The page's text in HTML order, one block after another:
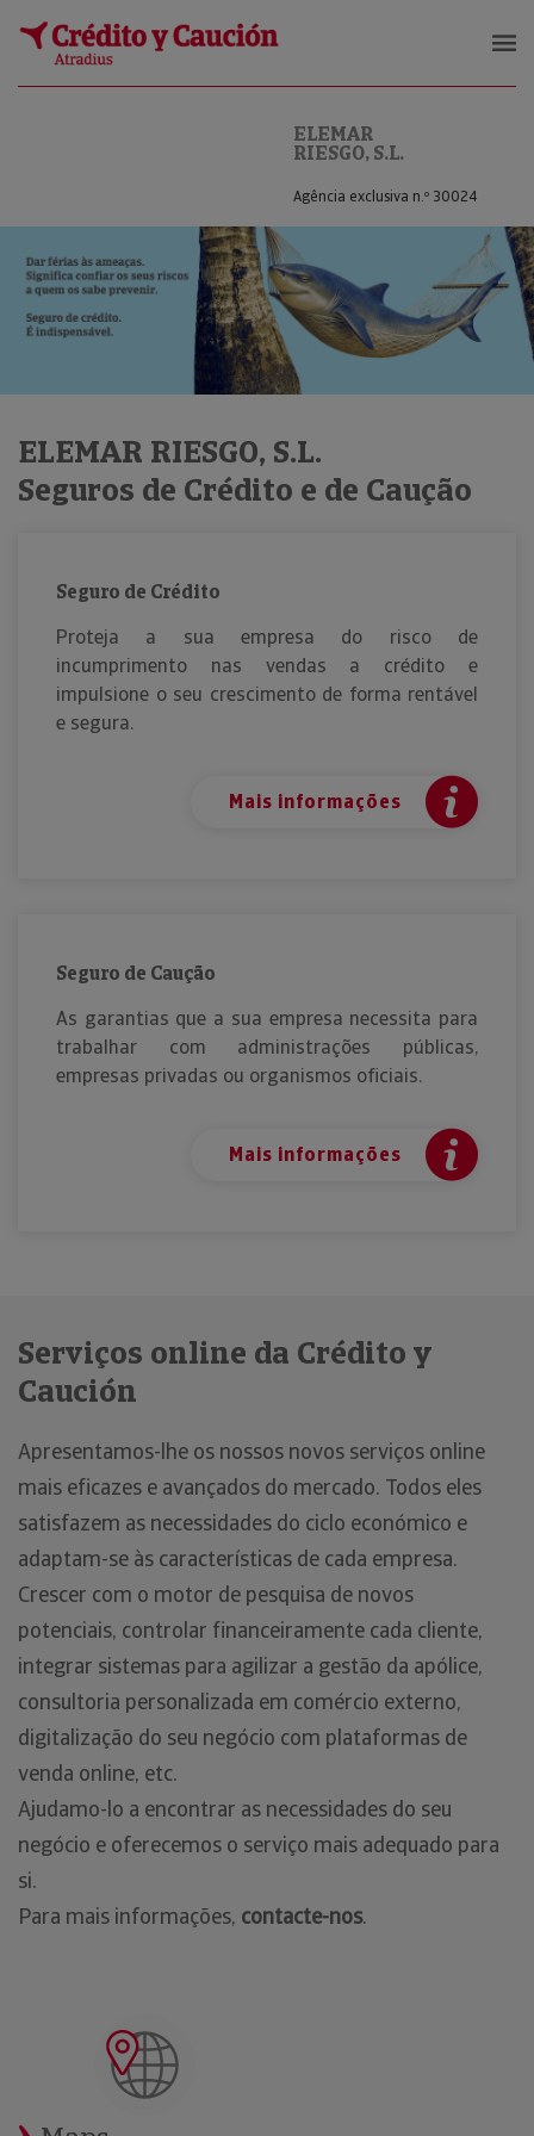
ELEMAR RIESGO, S.L.
ELEMAR
RIESGO, S.L.
Agência exclusiva n.º 30024
ELEMAR RIESGO, S.L.
Seguros de Crédito e de Caução
Seguro de Crédito
Proteja a sua empresa do risco de
incumprimento nas vendas a crédito e
impulsione o seu crescimento de forma rentável
e segura.
Mais informações
Seguro de Caução
As garantias que a sua empresa necessita para
trabalhar com administrações públicas,
empresas privadas ou organismos oficiais.
Mais informações
Serviços online da Crédito y
Caución
Apresentamos-lhe os nossos novos serviços online
mais eficazes e avançados do mercado. Todos eles
satisfazem as necessidades do ciclo económico e
adaptam-se às características de cada empresa.
Crescer com o motor de pesquisa de novos
potenciais, controlar financeiramente cada cliente,
integrar sistemas para agilizar a gestão da apólice,
consultoria personalizada em comércio externo,
digitalização do seu negócio com plataformas de
venda online, etc.
Ajudamo-lo a encontrar as necessidades do seu
negócio e oferecemos o serviço mais adequado para
si.
Para mais informações, contacte-nos.